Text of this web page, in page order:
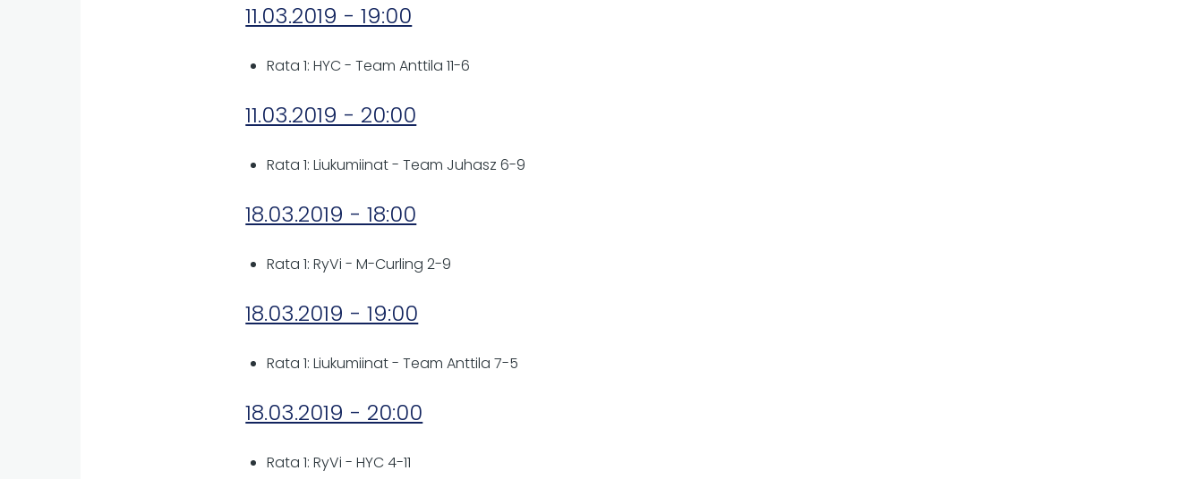
11.03.2019 - 19:00
Rata 1: HYC - Team Anttila 11-6
11.03.2019 - 20:00
Rata 1: Liukumiinat - Team Juhasz 6-9
18.03.2019 - 18:00
Rata 1: RyVi - M-Curling 2-9
18.03.2019 - 19:00
Rata 1: Liukumiinat - Team Anttila 7-5
18.03.2019 - 20:00
Rata 1: RyVi - HYC 4-11